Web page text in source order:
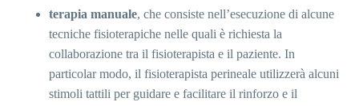
terapia manuale, che consiste nell’esecuzione di alcune
tecniche fisioterapiche nelle quali è richiesta la
collaborazione tra il fisioterapista e il paziente. In
particolar modo, il fisioterapista perineale utilizzerà alcuni
stimoli tattili per guidare e facilitare il rinforzo e il